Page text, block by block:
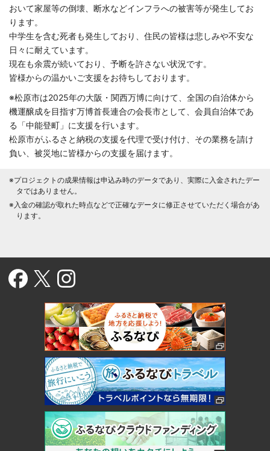
おいて家屋等の倒壊、断水などインフラへの被害等が発生してお
ります。
中学生を含む死者も発生しており、住民の皆様は悲しみや不安な
日々に耐えています。
現在も余震が続いており、予断を許さない状況です。
皆様からの温かいご支援をお待ちしております。
※松原市は2025年の大阪・関西万博に向けて、全国の自治体から
機運醸成を目指す万博首長連合の会長市として、会員自治体であ
る「中能登町」に支援を行います。
松原市がふるさと納税の支援を代理で受け付け、その業務を請け
負い、被災地に皆様からの支援を届けます。
※プロジェクトの成果情報は申込み時のデータであり、実際に入金されたデー
タではありません。
※入金の確認が取れた時点などで正確なデータに修正させていただく場合があ
ります。